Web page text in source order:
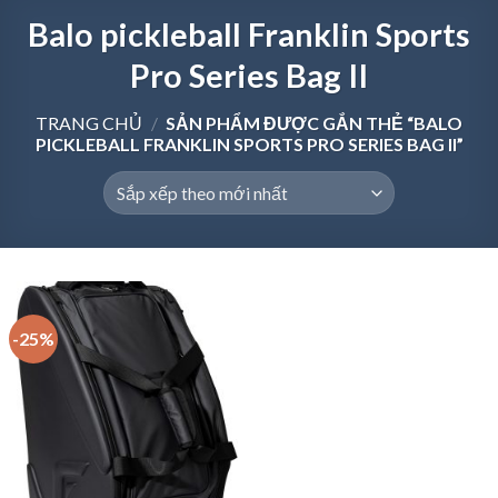
Balo pickleball Franklin Sports
Pro Series Bag II
TRANG CHỦ / SẢN PHẨM ĐƯỢC GẮN THẺ “BALO
PICKLEBALL FRANKLIN SPORTS PRO SERIES BAG II”
-25%